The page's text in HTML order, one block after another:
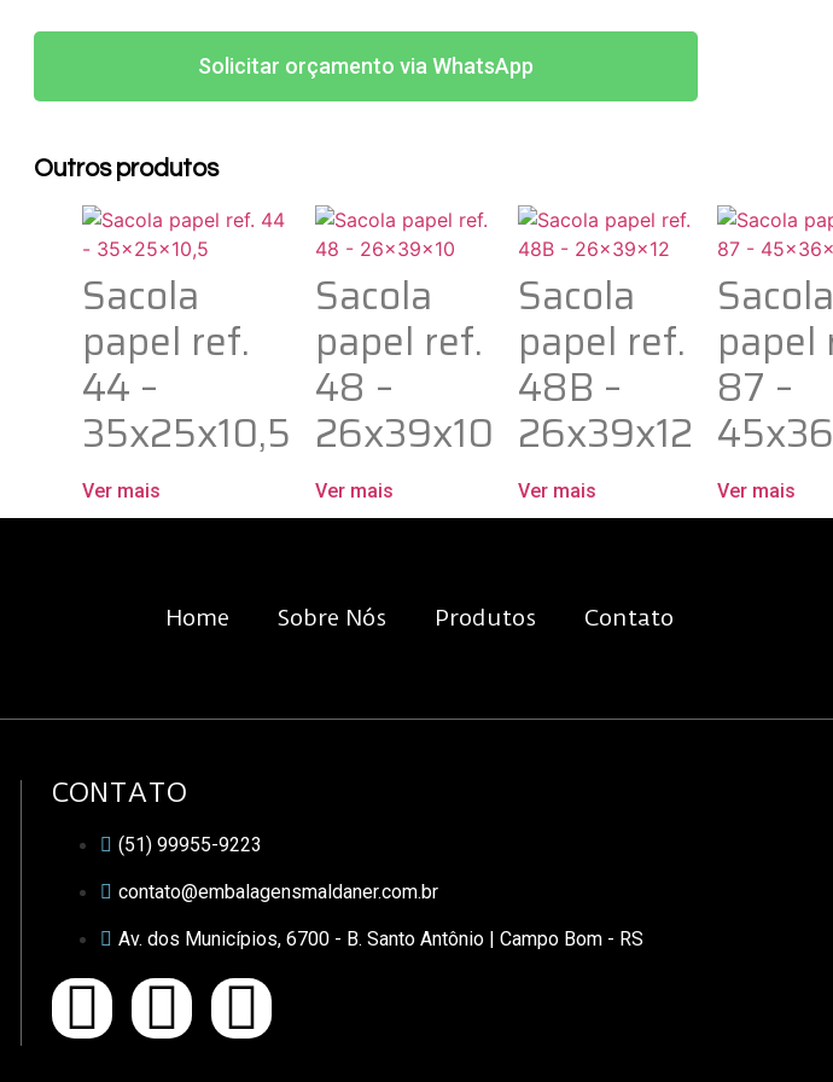
Solicitar orçamento via WhatsApp
Outros produtos
Sacola
papel ref.
44 –
35x25x10,5
Ver mais
Sacola
papel ref.
48 –
26x39x10
Ver mais
Sacola
papel ref.
48B –
26x39x12
Ver mais
Sacola
papel
87 –
Ver mais
Home Sobre Nós Produtos Contato
CONTATO
(51) 99955-9223
contato@embalagensmaldaner.com.br
Av. dos Municípios, 6700 - B. Santo Antônio | Campo Bom - RS